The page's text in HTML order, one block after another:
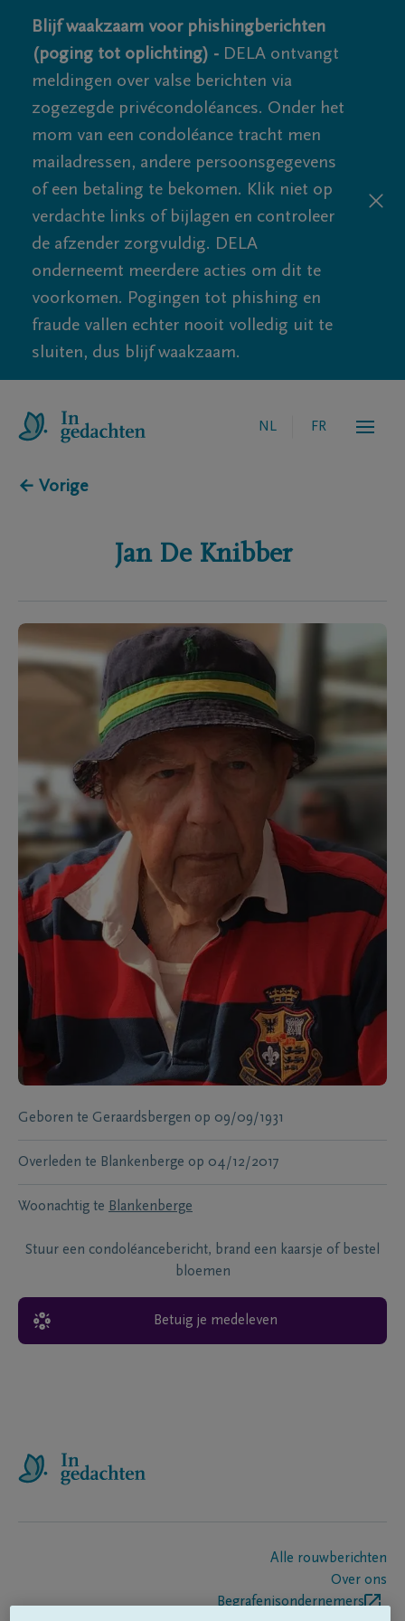
Blijf waakzaam voor phishingberichten
(poging tot oplichting) - DELA ontvangt
meldingen over valse berichten via
zogezegde privécondoléances. Onder het
mom van een condoléance tracht men
mailadressen, andere persoonsgegevens
of een betaling te bekomen. Klik niet op
verdachte links of bijlagen en controleer
de afzender zorgvuldig. DELA
onderneemt meerdere acties om dit te
voorkomen. Pogingen tot phishing en
fraude vallen echter nooit volledig uit te
sluiten, dus blijf waakzaam.
NL FR
← Vorige
Jan De Knibber
Geboren te Geraardsbergen op 09/09/1931
Overleden te Blankenberge op 04/12/2017
Woonachtig te Blankenberge
Stuur een condoléancebericht, brand een kaarsje of bestel
bloemen
Betuig je medeleven
Alle rouwberichten
Over ons
Begrafenisondernemers